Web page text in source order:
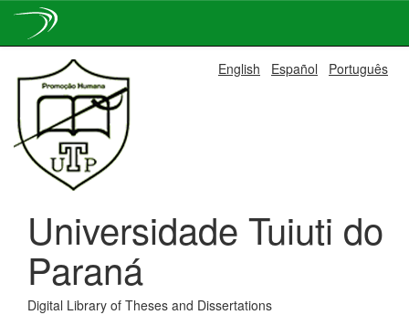
navigation
English Español Português
Universidade Tuiuti do
Paraná
Digital Library of Theses and Dissertations